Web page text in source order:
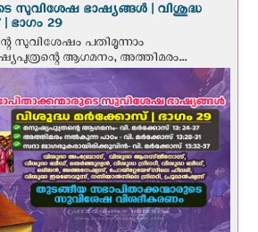
സുവിശേഷ ഭാഷ്യങ്ങള്‍ | വിശുദ്ധ
ഭാഗം 29
സുവിശേഷം പതിമൂന്നാം
ആഗമനം, അത്തിമരം...